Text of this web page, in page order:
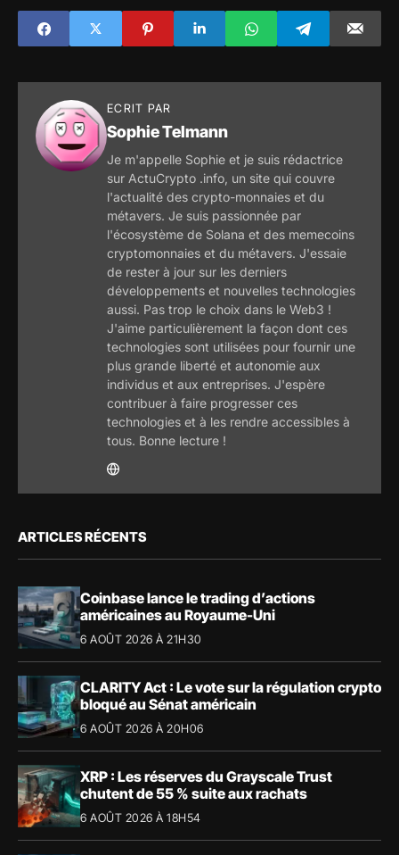
d'ETF
ECRIT PAR
Sophie Telmann
Je m'appelle Sophie et je suis rédactrice
sur ActuCrypto .info, un site qui couvre
l'actualité des crypto-monnaies et du
métavers. Je suis passionnée par
l'écosystème de Solana et des memecoins
cryptomonnaies et du métavers. J'essaie
de rester à jour sur les derniers
développements et nouvelles technologies
aussi. Pas trop le choix dans le Web3 !
J'aime particulièrement la façon dont ces
technologies sont utilisées pour fournir une
plus grande liberté et autonomie aux
individus et aux entreprises. J'espère
contribuer à faire progresser ces
technologies et à les rendre accessibles à
tous. Bonne lecture !
ARTICLES RÉCENTS
Coinbase lance le trading d’actions
américaines au Royaume-Uni
6 AOÛT 2026 À 21H30
CLARITY Act : Le vote sur la régulation crypto
bloqué au Sénat américain
6 AOÛT 2026 À 20H06
XRP : Les réserves du Grayscale Trust
chutent de 55 % suite aux rachats
6 AOÛT 2026 À 18H54